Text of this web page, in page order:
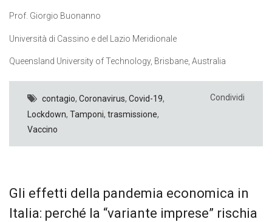
Prof. Giorgio Buonanno
Università di Cassino e del Lazio Meridionale
Queensland University of Technology, Brisbane, Australia
contagio, Coronavirus, Covid-19,
Lockdown, Tamponi, trasmissione,
Vaccino
Condividi
Gli effetti della pandemia economica in
Italia: perché la “variante imprese” rischia